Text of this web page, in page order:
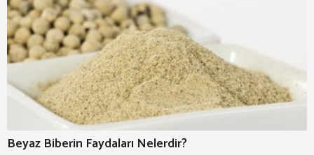
Beyaz Biberin Faydaları Nelerdir?